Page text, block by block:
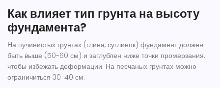
Как влияет тип грунта на высоту
фундамента?
На пучинистых грунтах (глина, суглинок) фундамент должен
быть выше (50-60 см) и заглублен ниже точки промерзания,
чтобы избежать деформации. На песчаных грунтах можно
ограничиться 30-40 см.